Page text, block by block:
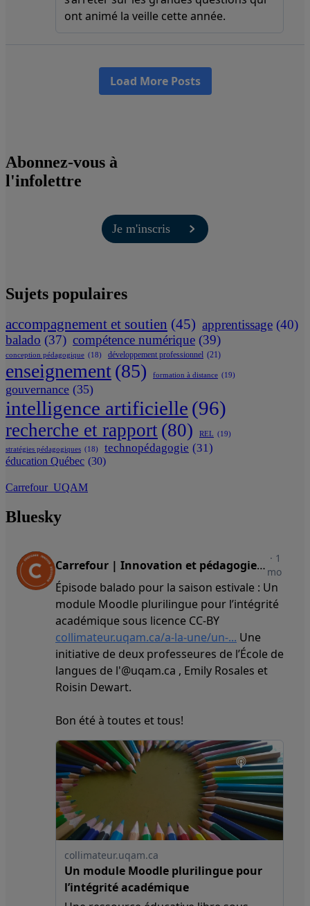
Abonnez-vous à
l'infolettre
Je m'inscris
Sujets populaires
accompagnement et soutien (45) apprentissage (40)
balado (37) compétence numérique (39)
conception pédagogique (18) développement professionnel (21)
enseignement(85) formation à distance (19)
gouvernance (35)
intelligence artificielle (96)
recherche et rapport (80) REL (19)
stratégies pédagogiques (18) technopédagogie (31)
éducation Québec (30)
Carrefour_UQAM
Bluesky